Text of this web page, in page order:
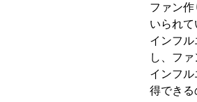
ファン
いられて
インフ
し、フ
インフ
得できる